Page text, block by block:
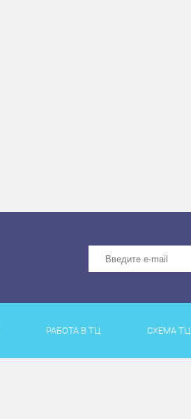
РАБОТА В ТЦ СХЕМА ТЦ